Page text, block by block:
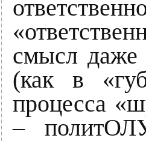
смысл даже
(как в
процесса
–